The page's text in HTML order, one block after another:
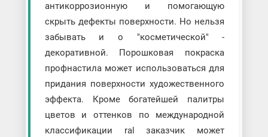
антикоррозионную и помогающую
скрыть дефекты поверхности. Но нельзя
забывать и о "косметической" -
декоративной. Порошковая покраска
профнастила может использоваться для
придания поверхности художественного
эффекта. Кроме богатейшей палитры
цветов и оттенков по международной
классификации ral заказчик может